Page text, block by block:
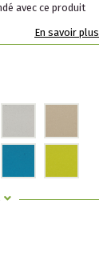
avec ce produit
En savoir plus